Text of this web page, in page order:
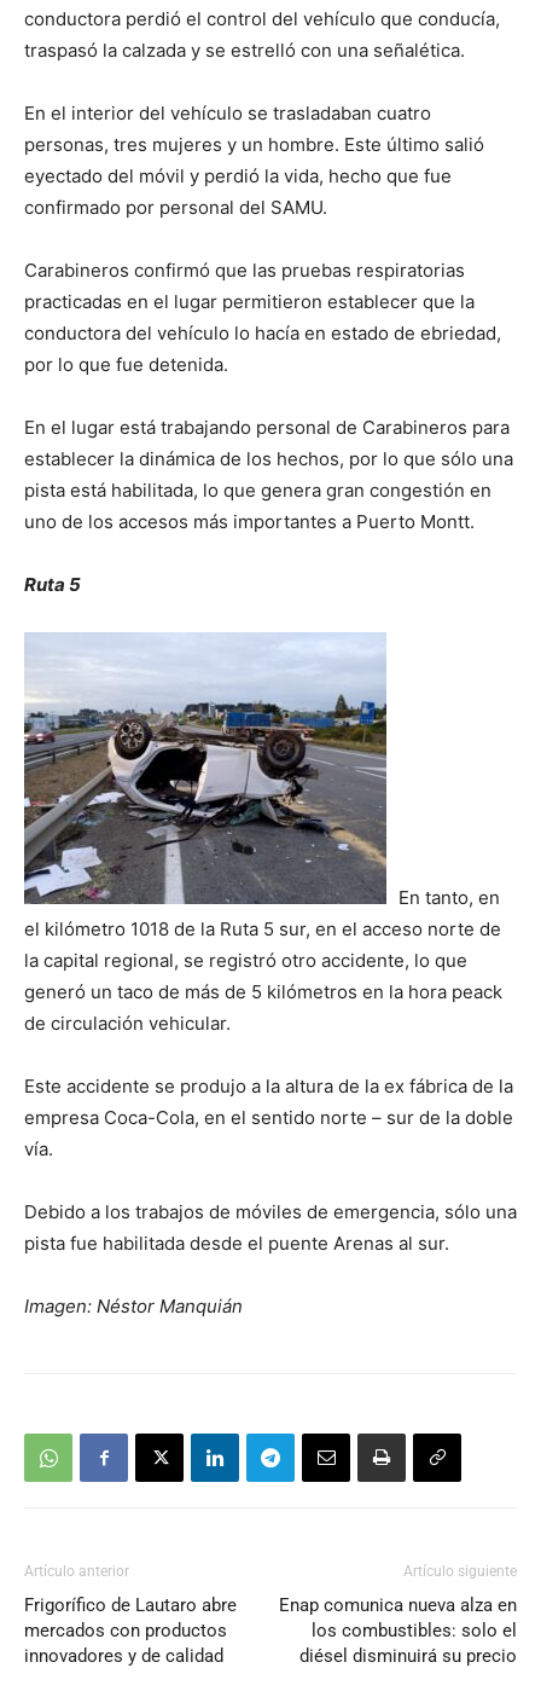
conductora perdió el control del vehículo que conducía,
traspasó la calzada y se estrelló con una señalética.
En el interior del vehículo se trasladaban cuatro
personas, tres mujeres y un hombre. Este último salió
eyectado del móvil y perdió la vida, hecho que fue
confirmado por personal del SAMU.
Carabineros confirmó que las pruebas respiratorias
practicadas en el lugar permitieron establecer que la
conductora del vehículo lo hacía en estado de ebriedad,
por lo que fue detenida.
En el lugar está trabajando personal de Carabineros para
establecer la dinámica de los hechos, por lo que sólo una
pista está habilitada, lo que genera gran congestión en
uno de los accesos más importantes a Puerto Montt.
Ruta 5
En tanto, en
el kilómetro 1018 de la Ruta 5 sur, en el acceso norte de
la capital regional, se registró otro accidente, lo que
generó un taco de más de 5 kilómetros en la hora peack
de circulación vehicular.
Este accidente se produjo a la altura de la ex fábrica de la
empresa Coca-Cola, en el sentido norte – sur de la doble
vía.
Debido a los trabajos de móviles de emergencia, sólo una
pista fue habilitada desde el puente Arenas al sur.
Imagen: Néstor Manquián
Artículo anterior
Frigorífico de Lautaro abre
mercados con productos
innovadores y de calidad
Artículo siguiente
Enap comunica nueva alza en
los combustibles: solo el
diésel disminuirá su precio